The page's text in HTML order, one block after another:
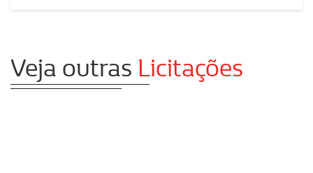
Veja outras Licitações